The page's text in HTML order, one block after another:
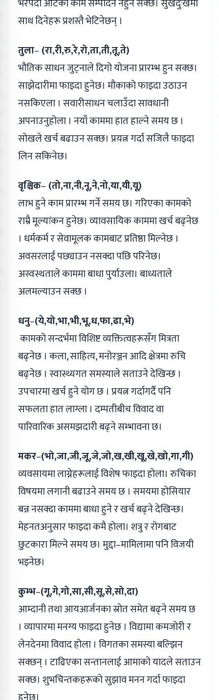
भरपर्दा आँटेको काम सम्पादन नहुन सक्छ। सुखदुःखमा
साथ दिनेहरू प्रशस्तै भेटिनेछन् ।
तुला– (रा,री,रु,रे,रो,ता,ती,तू,ते)
भौतिक साधन जुट्नाले दिगो योजना प्रारम्भ हुन सक्छ।
साझेदारीमा फाइदा हुनेछ। मौकाको फाइदा उठाउन
नसकिएला । सवारीसाधन चलाउँदा सावधानी
अपनाउनुहोला । नयाँ काममा हात हाल्ने समय छ ।
सोखले खर्च बढाउन सक्छ। प्रयत्न गर्दा सजिलै फाइदा
लिन सकिनेछ।
वृश्चिक– (तो,ना,नी,नू,ने,नो,या,यी,यू)
लाभ हुने काम प्रारम्भ गर्ने समय छ। गरिएका कामको
राम्रै मूल्यांकन हुनेछ। व्यावसायिक काममा खर्च बढ्नेछ
। धर्मकर्म र सेवामूलक कामबाट प्रतिष्ठा मिल्नेछ ।
अवसरलाई पछ्याउन नसक्दा पछि परिनेछ।
अस्वस्थताले काममा बाधा पुर्याउला। बाध्यताले
अलमल्याउन सक्छ ।
धनु–(ये,यो,भा,भी,भू,ध,फा,ढा,भे)
कामको सन्दर्भमा विशिष्ट व्यक्तित्वहरूसँग मित्रता
बढ्नेछ । कला, साहित्य, मनोरञ्जन आदि क्षेत्रमा रुचि
बढ्नेछ । स्वास्थ्यगत समस्याले सताउने देखिन्छ ।
उपचारमा खर्च हुने योग छ । प्रयत्न गर्दागर्दै पनि
सफलता हात लाग्ला । दम्पतीबीच विवाद वा
पारिवारिक असमझदारी बढ्ने सम्भावना छ।
मकर–(भो,जा,जी,जू,जे,जो,ख,खी,खू,खे,खो,गा,गी)
व्यवसायमा लाग्नेहरूलाई विशेष फाइदा होला। रुचिका
विषयमा लगानी बढाउने समय छ । समयमा होसियार
बन्न नसक्दा काममा बाधा हुने र खर्च बढ्ने देखिन्छ।
मेहनतअनुसार फाइदा कमै होला। शत्रु र रोगबाट
छुटकारा मिल्ने समय छ। मुद्दा–मामिलामा पनि विजयी
भइनेछ।
कुम्भ–(गू,गे,गो,सा,सी,सू,से,सो,दा)
आम्दानी तथा आयआर्जनका स्रोत समेत बढ्ने समय छ
। व्यापारमा मनग्य फाइदा हुनेछ । विद्यामा कमजोरी र
लेनदेनमा विवाद होला । विगतका समस्या बल्झिन
सक्छन् । टाढिएका सन्तानलाई आमाको यादले सताउन
सक्छ। शुभचिन्तकहरूको सुझाव मनन गर्दा फाइदा